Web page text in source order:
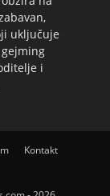
uključuje
i
Kontakt